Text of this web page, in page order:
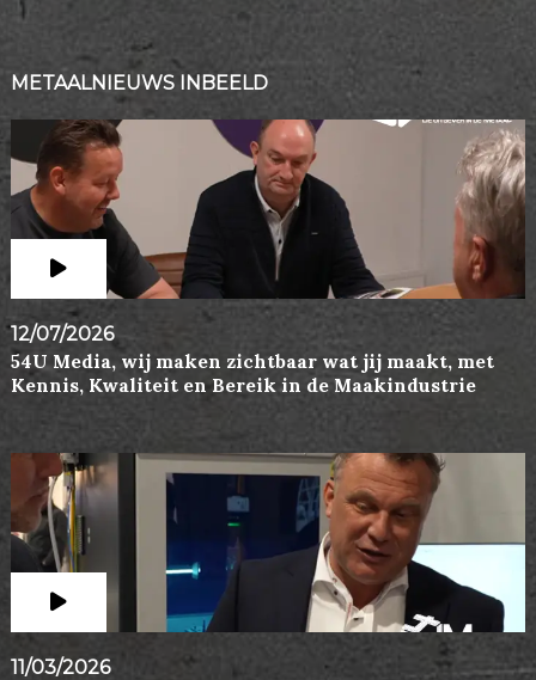
METAALNIEUWS INBEELD
12/07/2026
54U Media, wij maken zichtbaar wat jij maakt, met
Kennis, Kwaliteit en Bereik in de Maakindustrie
11/03/2026